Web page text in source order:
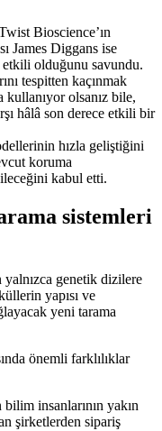
Bioscience’ın
James Diggans ise
etkili olduğunu savundu.
tespitten kaçınmak
kullanıyor olsanız bile,
hâlâ son derece etkili bir
hızla geliştiğini
koruma
kabul etti.
sistemleri
genetik dizilere
yapısı ve
yeni tarama
önemli farklılıklar
insanlarının yakın
şirketlerden sipariş